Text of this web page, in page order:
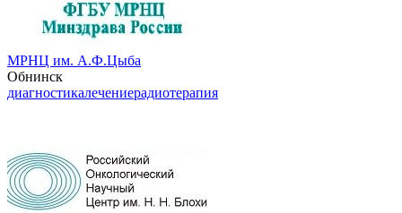
МРНЦ им. А.Ф.Цыба
Обнинск
диагностикалечениерадиотерапия